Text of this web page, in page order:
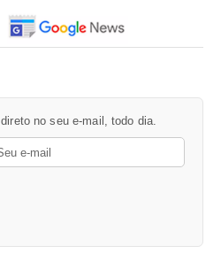
direto no seu e-mail, todo dia.